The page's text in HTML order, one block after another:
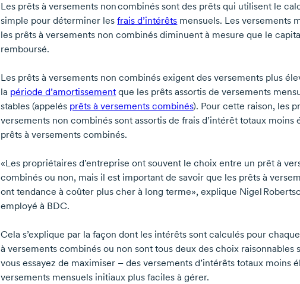
Les prêts à versements non combinés sont des prêts qui utilisent le
simple pour déterminer lesfrais d’intérêts mensuels. Les versements
les prêts à versements non combinés diminuent à mesure que le
remboursé.
Les prêts à versements non combinés exigent des versements plus
la période d’amortissement que les prêts assortis de versements
stables (appelés prêts à versements combinés). Pour cette raison, les
versements non combinés sont assortis de frais d’intérêt totaux moins
prêts à versements combinés.
«Les propriétaires d’entreprise ont souvent le choix entre un prêt à
combinés ou non, mais il est important de savoir que les prêts à
ont tendance à coûter plus cher à long terme», explique Nigel
employé à BDC.
Cela s’explique par la façon dont les intérêts sont calculés pour
à versements combinés ou non sont tous deux des choix raisonnables
vous essayez de maximiser – des versements d’intérêts totaux moins
versements mensuels initiaux plus faciles à gérer.